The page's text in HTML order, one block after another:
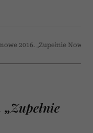
2016. „Zupełnie Nowy